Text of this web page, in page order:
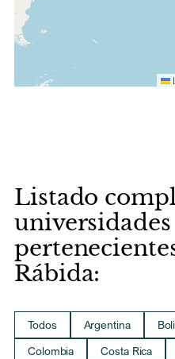
Listado
universidades
Rábida:
Todos Argentina
Colombia
Costa Rica